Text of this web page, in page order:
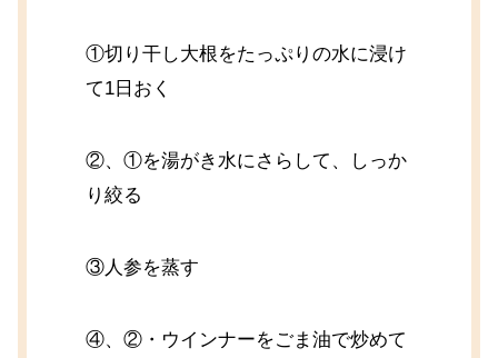
①切り干し大根をたっぷりの水に浸け
て1日おく
②、①を湯がき水にさらして、しっか
り絞る
③人参を蒸す
④、②・ウインナーをごま油で炒めて